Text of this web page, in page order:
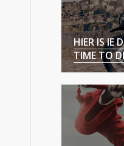
HIER IS IE
TIME TO